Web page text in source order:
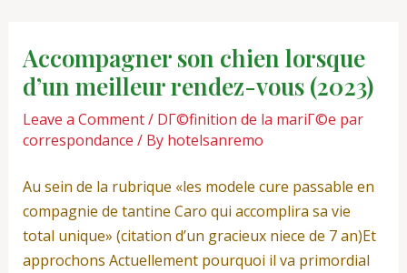
content
Accompagner son chien lorsque
d’un meilleur rendez-vous (2023)
Leave a Comment/ DГ©finition de la mariГ©e par
correspondance / By hotelsanremo
Au sein de la rubrique «les modele cure passable en
compagnie de tantine Caro qui accomplira sa vie
total unique» (citation d’un gracieux niece de 7 an)Et
approchons Actuellement pourquoi il va primordial